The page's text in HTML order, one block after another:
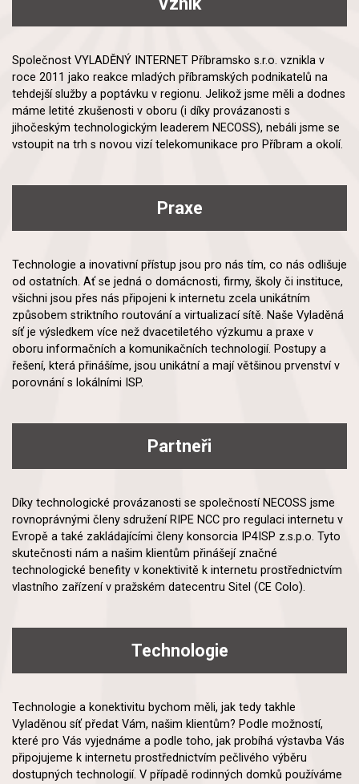
Společnost VYLADĚNÝ INTERNET Příbramsko s.r.o. vznikla v
roce 2011 jako reakce mladých příbramských podnikatelů na
tehdejší služby a poptávku v regionu. Jelikož jsme měli a dodnes
máme letité zkušenosti v oboru (i díky provázanosti s
jihočeským technologickým leaderem NECOSS), nebáli jsme se
vstoupit na trh s novou vizí telekomunikace pro Příbram a okolí.
Praxe
Technologie a inovativní přístup jsou pro nás tím, co nás odlišuje
od ostatních. Ať se jedná o domácnosti, firmy, školy či instituce,
všichni jsou přes nás připojeni k internetu zcela unikátním
způsobem striktního routování a virtualizací sítě. Naše Vyladěná
síť je výsledkem více než dvacetiletého výzkumu a praxe v
oboru informačních a komunikačních technologií. Postupy a
řešení, která přinášíme, jsou unikátní a mají většinou prvenství v
porovnání s lokálními ISP.
Partneři
Díky technologické provázanosti se společností NECOSS jsme
rovnoprávnými členy sdružení RIPE NCC pro regulaci internetu v
Evropě a také zakládajícími členy konsorcia IP4ISP z.s.p.o. Tyto
skutečnosti nám a našim klientům přinášejí značné
technologické benefity v konektivitě k internetu prostřednictvím
vlastního zařízení v pražském datecentru Sitel (CE Colo).
Technologie
Technologie a konektivitu bychom měli, jak tedy takhle
Vyladěnou síť předat Vám, našim klientům? Podle možností,
které pro Vás vyjednáme a podle toho, jak probíhá výstavba Vás
připojujeme k internetu prostřednictvím pečlivého výběru
dostupných technologií. V případě rodinných domků používáme